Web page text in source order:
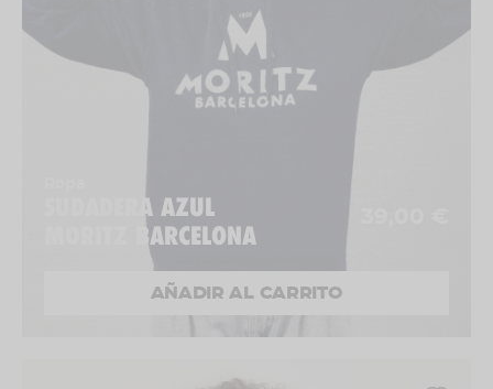
SUDADERA AZUL
MORITZ BARCELONA
AÑADIR AL CARRITO